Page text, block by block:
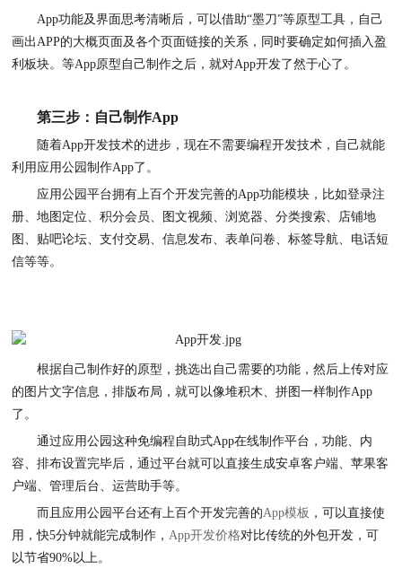
App功能及界面思考清晰后，可以借助“墨刀”等原型工具，自己
画出APP的大概页面及各个页面链接的关系，同时要确定如何插入盈
利板块。等App原型自己制作之后，就对App开发了然于心了。
第三步：自己制作App
随着App开发技术的进步，现在不需要编程开发技术，自己就能
利用应用公园制作App了。
应用公园平台拥有上百个开发完善的App功能模块，比如登录注
册、地图定位、积分会员、图文视频、浏览器、分类搜索、店铺地
图、贴吧论坛、支付交易、信息发布、表单问卷、标签导航、电话短
信等等。
根据自己制作好的原型，挑选出自己需要的功能，然后上传对应
的图片文字信息，排版布局，就可以像堆积木、拼图一样制作App
了。
通过应用公园这种免编程自助式App在线制作平台，功能、内
容、排布设置完毕后，通过平台就可以直接生成安卓客户端、苹果客
户端、管理后台、运营助手等。
而且应用公园平台还有上百个开发完善的App模板 ，可以直接使
用，快5分钟就能完成制作， App开发价格对比传统的外包开发，可
以节省90%以上。